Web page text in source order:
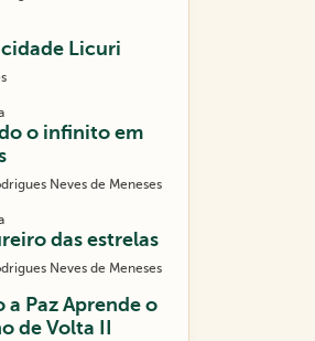
Licuri
o infinito em
Neves de Meneses
das estrelas
Neves de Meneses
a Paz Aprende o
de Volta II